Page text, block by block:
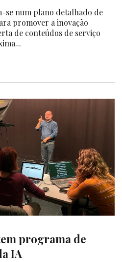
se num plano detalhado de
promover a inovação
de conteúdos de serviço
programa de
IA